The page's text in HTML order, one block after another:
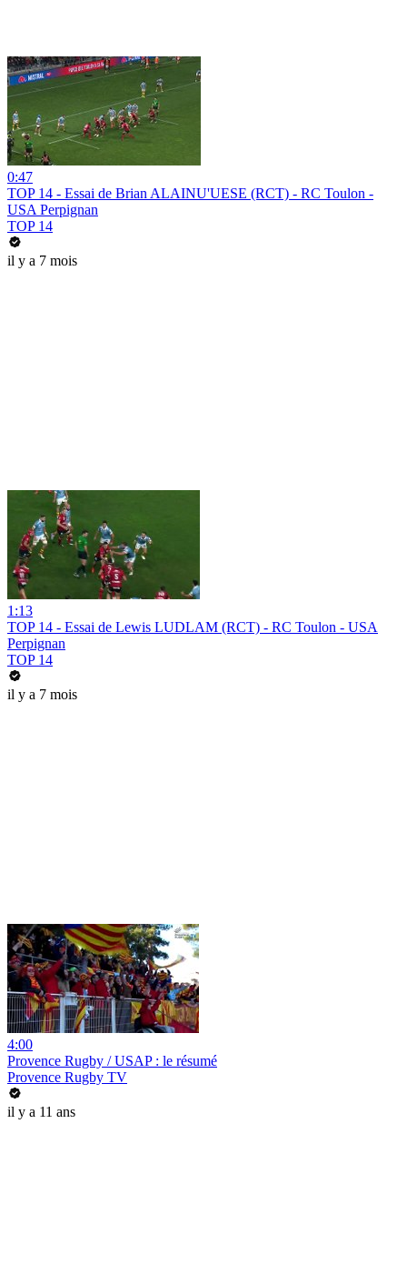
0:47
TOP 14 - Essai de Brian ALAINU'UESE (RCT) - RC Toulon -
USA Perpignan
TOP 14
il y a 7 mois
1:13
TOP 14 - Essai de Lewis LUDLAM (RCT) - RC Toulon - USA
Perpignan
TOP 14
il y a 7 mois
4:00
Provence Rugby / USAP : le résumé
Provence Rugby TV
il y a 11 ans